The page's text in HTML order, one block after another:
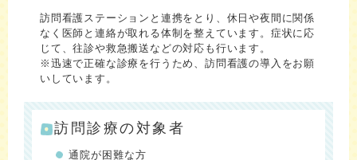
訪問看護ステーションと連携をとり、休日や夜間に関係
なく医師と連絡が取れる体制を整えています。症状に応
じて、往診や救急搬送などの対応も行います。
※迅速で正確な診療を行うため、訪問看護の導入をお願
いしています。
訪問診療の対象者
通院が困難な方